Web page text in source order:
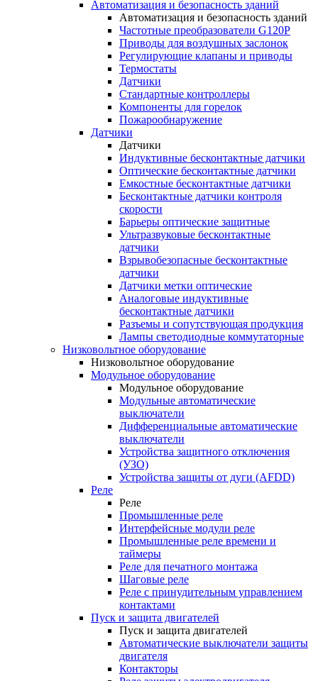
Автоматизация и безопасность зданий
Автоматизация и безопасность зданий
Частотные преобразователи G120P
Приводы для воздушных заслонок
Регулирующие клапаны и приводы
Термостаты
Датчики
Стандартные контроллеры
Компоненты для горелок
Пожарообнаружение
Датчики
Датчики
Индуктивные бесконтактные датчики
Оптические бесконтактные датчики
Емкостные бесконтактные датчики
Бесконтактные датчики контроля
скорости
Барьеры оптические защитные
Ультразвуковые бесконтактные
датчики
Взрывобезопасные бесконтактные
датчики
Датчики метки оптические
Аналоговые индуктивные
бесконтактные датчики
Разъемы и сопутствующая продукция
Лампы светодиодные коммутаторные
Низковольтное оборудование
Низковольтное оборудование
Модульное оборудование
Модульное оборудование
Модульные автоматические
выключатели
Дифференциальные автоматические
выключатели
Устройства защитного отключения
(УЗО)
Устройства защиты от дуги (AFDD)
Реле
Реле
Промышленные реле
Интерфейсные модули реле
Промышленные реле времени и
таймеры
Реле для печатного монтажа
Шаговые реле
Реле с принудительным управлением
контактами
Пуск и защита двигателей
Пуск и защита двигателей
Автоматические выключатели защиты
двигателя
Контакторы